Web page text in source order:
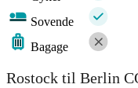
Sovende
Bagage
Rostock til Berlin